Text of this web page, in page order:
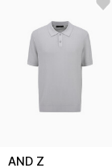
AND Z